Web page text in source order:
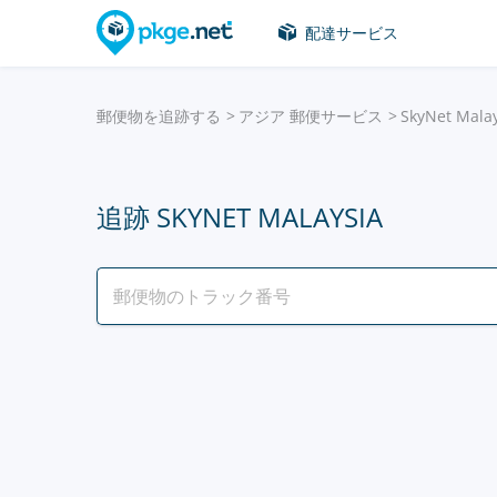
配達サービス
郵便物を追跡する アジア 郵便サービス SkyNet
追跡 SKYNET MALAYSIA